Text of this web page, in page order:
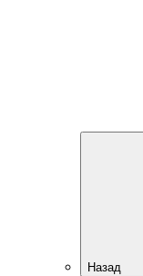
Назад